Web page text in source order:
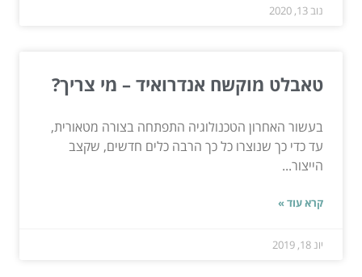
נוב 13, 2020
טאבלט מוקשח אנדרואיד – מי צריך?
בעשור האחרון הטכנולוגיה התפתחה בצורה מטאורית,
עד כדי כך שנוצרו כל כך הרבה כלים חדשים, שקצב
הייצור...
קרא עוד »
יונ 18, 2019